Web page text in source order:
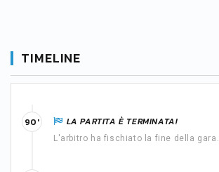
TIMELINE
LA PARTITA È TERMINATA!
L'arbitro ha fischiato la fine della gara.
90'